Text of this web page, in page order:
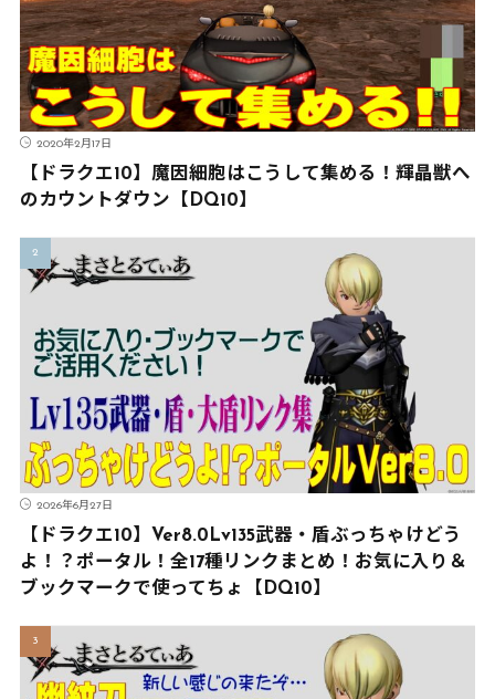
2020年2月17日
【ドラクエ10】魔因細胞はこうして集める！輝晶獣へ
のカウントダウン【DQ10】
2026年6月27日
【ドラクエ10】Ver8.0Lv135武器・盾ぶっちゃけどう
よ！？ポータル！全17種リンクまとめ！お気に入り＆
ブックマークで使ってちょ【DQ10】